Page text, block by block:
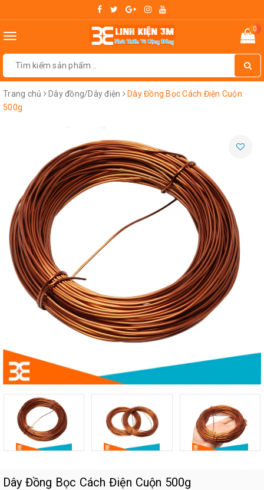
Toggle
0
Trang chủ Dây đồng/Dây điện
Dây Đồng Bọc Cách Điện Cuộn
500g
Dây Đồng Bọc Cách Điện Cuộn 500g